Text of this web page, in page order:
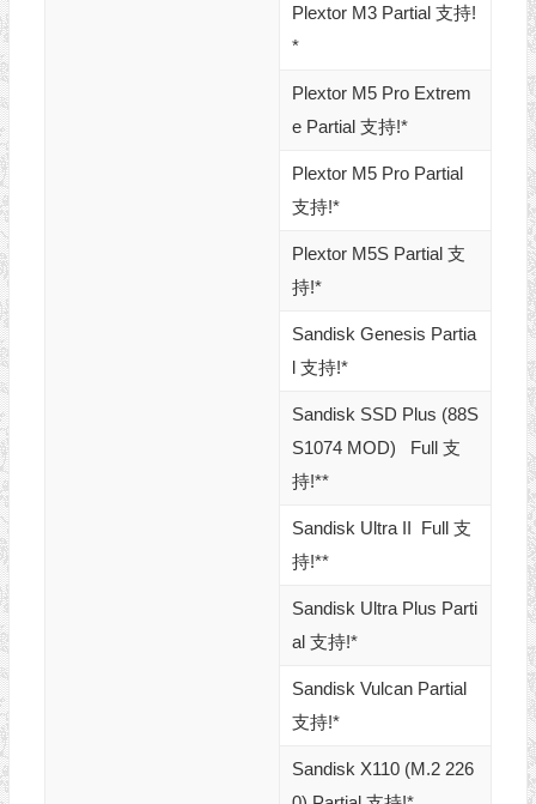
Plextor M3 Partial 支持!
*
Plextor M5 Pro Extrem
e Partial 支持!*
Plextor M5 Pro Partial
支持!*
Plextor M5S Partial 支
持!*
Sandisk Genesis Partia
l 支持!*
Sandisk SSD Plus (88S
S1074 MOD) Full 支
持!**
Sandisk Ultra II Full 支
持!**
Sandisk Ultra Plus Parti
al 支持!*
Sandisk Vulcan Partial
支持!*
Sandisk X110 (M.2 226